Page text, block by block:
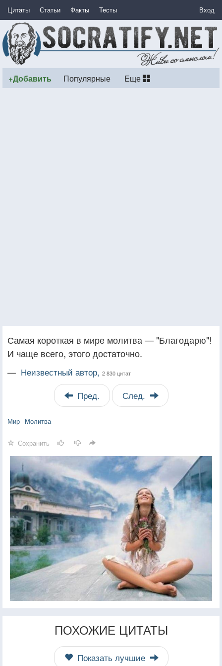
Цитаты Статьи Факты Тесты Вход
+Добавить Популярные Еще
Самая короткая в мире молитва — "Благодарю"!
И чаще всего, этого достаточно.
— Неизвестный автор, 2 830 цитат
Пред. След.
Мир Молитва
Сохранить
ПОХОЖИЕ ЦИТАТЫ
Показать лучшие